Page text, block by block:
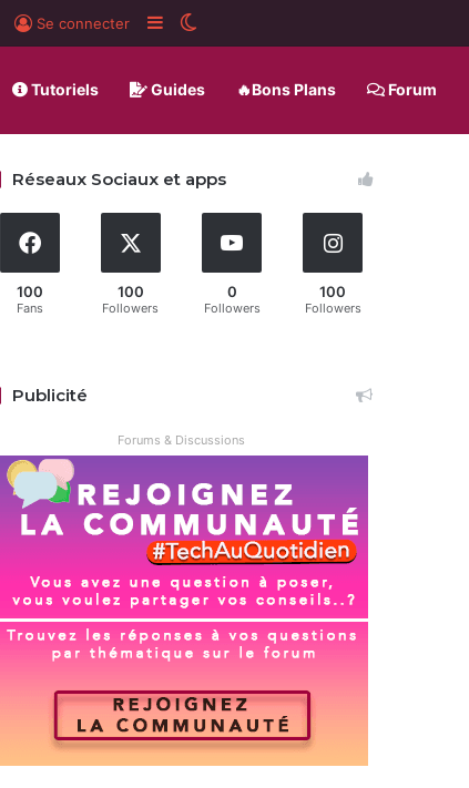
BlueSky
Se connecter Sidebar (barre latérale)
Tutoriels Guides 🔥Bons Plans Forum
Réseaux Sociaux et apps
100
Fans
100
Followers
0
Followers
100
Followers
Publicité
Forums & Discussions